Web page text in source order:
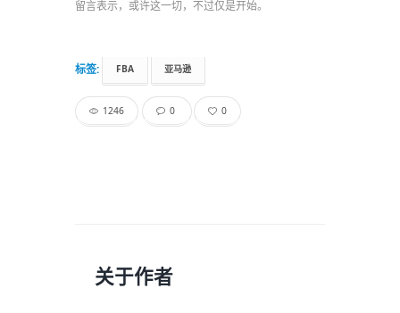
留言表示，或许这一切，不过仅是开始。
标签: FBA 亚马逊
1246 0 0
关于作者